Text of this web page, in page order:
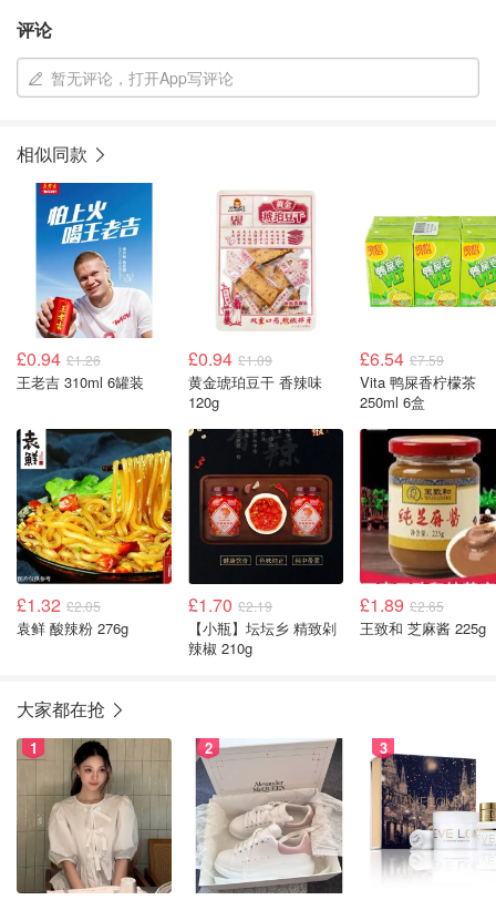
评论
暂无评论，打开App写评论
相似同款
£0.94 £1.26
王老吉 310ml 6罐装
£0.94 £1.09
黄金琥珀豆干 香辣味
120g
£6.54 £7.59
Vita 鸭屎香柠檬茶
250ml 6盒
£1.32 £2.05
袁鲜 酸辣粉 276g
£1.70 £2.19
【小瓶】坛坛乡 精致剁
辣椒 210g
£1.89 £2.65
王致和 芝麻酱 225g
大家都在抢
1 2 3